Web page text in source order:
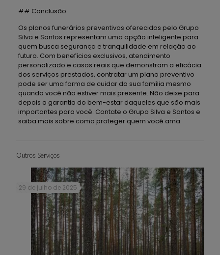
## Conclusão
Os planos funerários preventivos oferecidos pelo Grupo
Silva e Santos representam uma opção inteligente para
quem busca segurança e tranquilidade em relação ao
futuro. Com benefícios exclusivos, atendimento
personalizado e casos reais que demonstram a eficácia
dos serviços prestados, contratar um plano preventivo
pode ser uma forma de cuidar da sua família mesmo
quando você não estiver mais presente. Não deixe para
depois a garantia do bem-estar daqueles que são mais
importantes para você. Contate o Grupo Silva e Santos e
saiba mais sobre como proteger quem você ama.
Outros Serviços
29 de julho de 2025